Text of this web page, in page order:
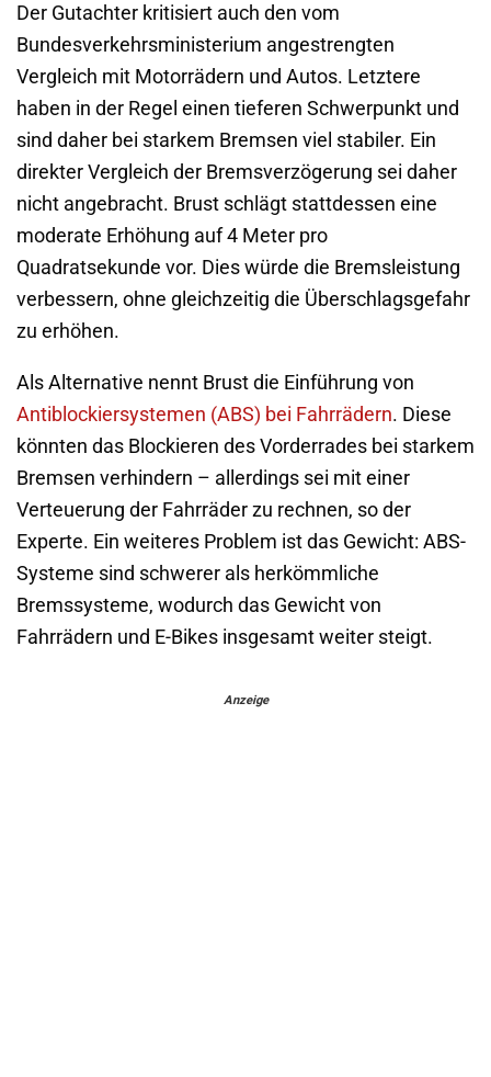
Der Gutachter kritisiert auch den vom
Bundesverkehrsministerium angestrengten
Vergleich mit Motorrädern und Autos. Letztere
haben in der Regel einen tieferen Schwerpunkt und
sind daher bei starkem Bremsen viel stabiler. Ein
direkter Vergleich der Bremsverzögerung sei daher
nicht angebracht. Brust schlägt stattdessen eine
moderate Erhöhung auf 4 Meter pro
Quadratsekunde vor. Dies würde die Bremsleistung
verbessern, ohne gleichzeitig die Überschlagsgefahr
zu erhöhen.
Als Alternative nennt Brust die Einführung von
Antiblockiersystemen (ABS) bei Fahrrädern. Diese
könnten das Blockieren des Vorderrades bei starkem
Bremsen verhindern – allerdings sei mit einer
Verteuerung der Fahrräder zu rechnen, so der
Experte. Ein weiteres Problem ist das Gewicht: ABS-
Systeme sind schwerer als herkömmliche
Bremssysteme, wodurch das Gewicht von
Fahrrädern und E-Bikes insgesamt weiter steigt.
Anzeige